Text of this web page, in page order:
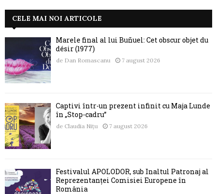
CELE MAI NOI ARTICOLE
Marele final al lui Buñuel: Cet obscur objet du
désir (1977)
de Dan Romascanu 7 august 2026
Captivi într-un prezent infinit cu Maja Lunde
în „Stop-cadru”
de Claudia Nițu 7 august 2026
Festivalul APOLODOR, sub Înaltul Patronaj al
Reprezentanței Comisiei Europene în
România